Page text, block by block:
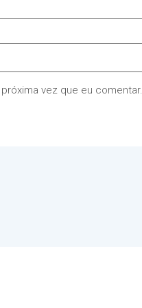
vez que eu comentar.